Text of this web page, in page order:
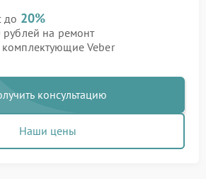
до 20%
на ремонт
Veber
консультацию
Наши цены